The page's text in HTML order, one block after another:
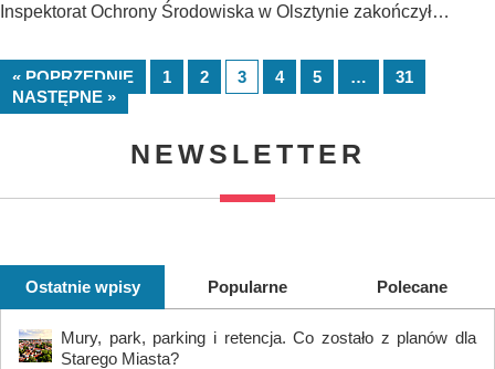
Inspektorat Ochrony Środowiska w Olsztynie zakończył…
« POPRZEDNIE 1 2 3 4 5 …
31
NASTĘPNE »
NEWSLETTER
Ostatnie wpisy Popularne Polecane
Mury, park, parking i retencja. Co zostało z planów dla
Starego Miasta?